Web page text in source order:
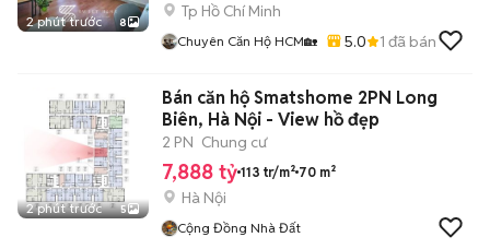
2 phút trước 8
Tp Hồ Chí Minh
Chuyên Căn Hộ HCM🏡 5.0 1 đã bán
2 phút trước 5
Bán căn hộ Smatshome 2PN Long
Biên, Hà Nội - View hồ đẹp
2 PN Chung cư
7,888 tỷ 113 tr/m² 70 m²
Hà Nội
Cộng Đồng Nhà Đất